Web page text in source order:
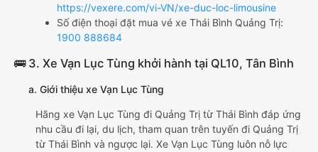
https://vexere.com/vi-VN/xe-duc-loc-limousine
Số điện thoại đặt mua vé xe Thái Bình Quảng Trị:
1900 888684
🚌 3. Xe Vạn Lục Tùng khởi hành tại QL10, Tân Bình
a. Giới thiệu xe Vạn Lục Tùng
Hãng xe Vạn Lục Tùng đi Quảng Trị từ Thái Bình đáp ứng
nhu cầu đi lại, du lịch, tham quan trên tuyến đi Quảng Trị
từ Thái Bình và ngược lại. Xe Vạn Lục Tùng luôn nỗ lực